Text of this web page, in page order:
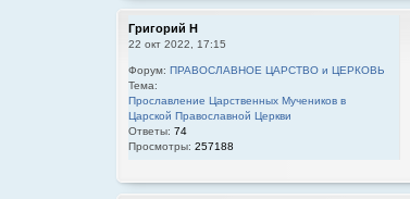
Григорий Н
22 окт 2022, 17:15
Форум: ПРАВОСЛАВНОЕ ЦАРСТВО и ЦЕРКОВЬ
Тема:
Прославление Царственных Мучеников в
Царской Православной Церкви
Ответы: 74
Просмотры: 257188